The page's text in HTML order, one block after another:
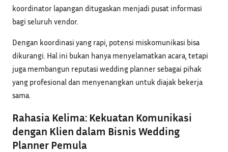
koordinator lapangan ditugaskan menjadi pusat informasi
bagi seluruh vendor.
Dengan koordinasi yang rapi, potensi miskomunikasi bisa
dikurangi. Hal ini bukan hanya menyelamatkan acara, tetapi
juga membangun reputasi wedding planner sebagai pihak
yang profesional dan menyenangkan untuk diajak bekerja
sama.
Rahasia Kelima: Kekuatan Komunikasi
dengan Klien dalam Bisnis Wedding
Planner Pemula